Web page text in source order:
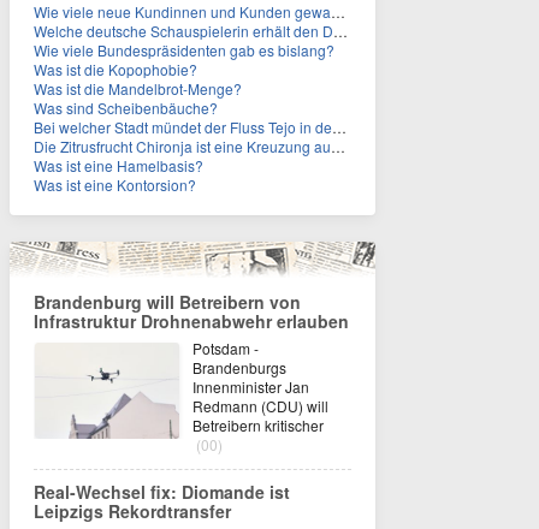
Wie viele neue Kundinnen und Kunden gewann MagentaTV allein durch die WM hinzu?
Welche deutsche Schauspielerin erhält den Deutschen Kulturpolitikpreis?
Wie viele Bundespräsidenten gab es bislang?
Was ist die Kopophobie?
Was ist die Mandelbrot-Menge?
Was sind Scheibenbäuche?
Bei welcher Stadt mündet der Fluss Tejo in den Atlantik?
Die Zitrusfrucht Chironja ist eine Kreuzung aus welchen Früchten?
Was ist eine Hamelbasis?
Was ist eine Kontorsion?
Brandenburg will Betreibern von
Infrastruktur Drohnenabwehr erlauben
Potsdam -
Brandenburgs
Innenminister Jan
Redmann (CDU) will
Betreibern kritischer
(00)
Real-Wechsel fix: Diomande ist
Leipzigs Rekordtransfer